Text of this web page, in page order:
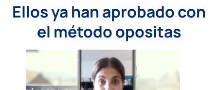
Ellos ya han aprobado con
el método opositas